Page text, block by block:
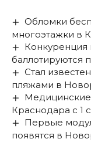
Обломки
многоэтажки в
Конкуренция
баллотируются
Стал
пляжами в
Медицинские
Краснодара с 1
Первые
появятся в